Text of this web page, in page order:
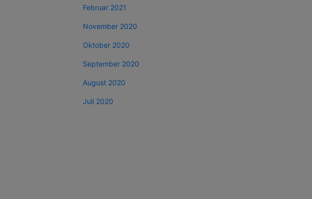
Februar 2021
November 2020
Oktober 2020
September 2020
August 2020
Juli 2020